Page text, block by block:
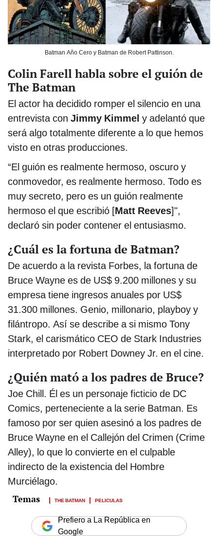
Batman Año Cero y Batman de Robert Pattinson.
Colin Farell habla sobre el guión de
The Batman
El actor ha decidido romper el silencio en una
entrevista con Jimmy Kimmel y adelantó que
será algo totalmente diferente a lo que hemos
visto en otras producciones.
“El guión es realmente hermoso, oscuro y
conmovedor, es realmente hermoso. Todo es
muy secreto, pero es un guión realmente
hermoso el que escribió [Matt Reeves]",
declaró sin poder contener el entusiasmo.
¿Cuál es la fortuna de Batman?
De acuerdo a la revista Forbes, la fortuna de
Bruce Wayne es de US$ 9.200 millones y su
empresa tiene ingresos anuales por US$
31.300 millones. Genio, millonario, playboy y
filántropo. Así se describe a si mismo Tony
Stark, el carismático CEO de Stark Industries
interpretado por Robert Downey Jr. en el cine.
¿Quién mató a los padres de Bruce?
Joe Chill. Él es un personaje ficticio de DC
Comics, perteneciente a la serie Batman. Es
famoso por ser quien asesinó a los padres de
Bruce Wayne en el Callejón del Crimen (Crime
Alley), lo que lo convierte en el culpable
indirecto de la existencia del Hombre
Murciélago.
THE BATMAN PELICULAS
Prefiero a La República en
Google